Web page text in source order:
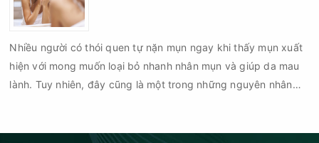
chí là sẹo rỗ. Vậy nặn mụn chuẩn y khoa là gì và một quy trình
đạt tiêu chuẩn cần đáp ứng những yêu cầu nào?
Nhiều người có thói quen tự nặn mụn ngay khi thấy mụn xuất
hiện với mong muốn loại bỏ nhanh nhân mụn và giúp da mau
lành. Tuy nhiên, đây cũng là một trong những nguyên nhân